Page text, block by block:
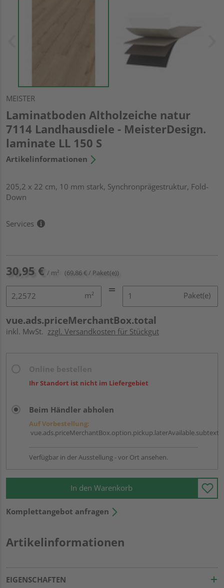
MEISTER
Laminatboden Altholzeiche natur
7114 Landhausdiele - MeisterDesign.
laminate LL 150 S
Artikelinformationen
205,2 x 22 cm, 10 mm stark, Synchronprägestruktur, Fold-
Down
Services
30,95 € / m² (69,86 € / Paket(e))
m² Paket(e)
vue.ads.priceMerchantBox.total
inkl. MwSt. zzgl. Versandkosten für Stückgut
Ihr Standort ist nicht im Liefergebiet
Beim Händler abholen
Auf Vorbestellung:
vue.ads.priceMerchantBox.option.pickup.laterAvailable.subtext
Verfügbar in der Ausstellung - vor Ort ansehen.
In den Warenkorb
Komplettangebot anfragen
Artikelinformationen
EIGENSCHAFTEN